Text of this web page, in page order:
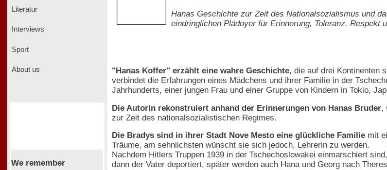
Literatur
Interviews
Sport
About us
We remember
Hanas Geschichte zur Zeit des Nationalsozialismus und
eindringlichen Plädoyer für Erinnerung, Toleranz, Respekt
"Hanas Koffer" erzählt eine wahre Geschichte, die auf drei Kontinenten
verbindet die Erfahrungen eines Mädchens und ihrer Familie in der
Jahrhunderts, einer jungen Frau und einer Gruppe von Kindern in Tokio,
Die Autorin rekonstruiert anhand der Erinnerungen von Hanas Bruder,
zur Zeit des nationalsozialistischen Regimes.
Die Bradys sind in ihrer Stadt Nove Mesto eine glückliche Familie mit
Träume, am sehnlichsten wünscht sie sich jedoch, Lehrerin zu werden.
Nachdem Hitlers Truppen 1939 in der Tschechoslowakei einmarschiert
dann der Vater deportiert, später werden auch Hana und Georg nach